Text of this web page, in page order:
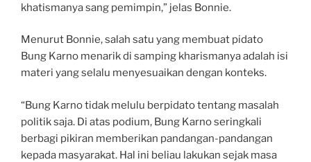
khatismanya sang pemimpin,” jelas Bonnie.
Menurut Bonnie, salah satu yang membuat pidato
Bung Karno menarik di samping kharismanya adalah isi
materi yang selalu menyesuaikan dengan konteks.
“Bung Karno tidak melulu berpidato tentang masalah
politik saja. Di atas podium, Bung Karno seringkali
berbagi pikiran memberikan pandangan-pandangan
kepada masyarakat. Hal ini beliau lakukan sejak masa